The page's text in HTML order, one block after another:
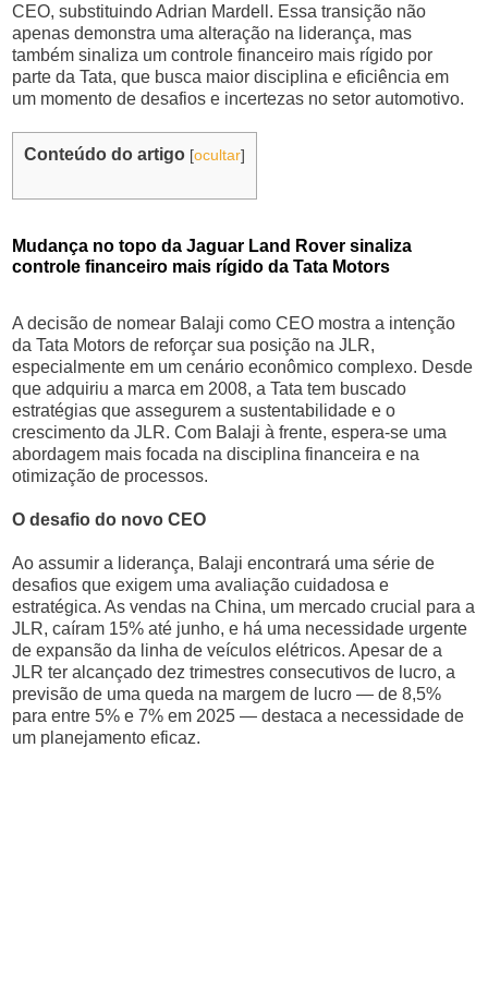
CEO, substituindo Adrian Mardell. Essa transição não
apenas demonstra uma alteração na liderança, mas
também sinaliza um controle financeiro mais rígido por
parte da Tata, que busca maior disciplina e eficiência em
um momento de desafios e incertezas no setor automotivo.
Conteúdo do artigo [ocultar]
Mudança no topo da Jaguar Land Rover sinaliza
controle financeiro mais rígido da Tata Motors
A decisão de nomear Balaji como CEO mostra a intenção
da Tata Motors de reforçar sua posição na JLR,
especialmente em um cenário econômico complexo. Desde
que adquiriu a marca em 2008, a Tata tem buscado
estratégias que assegurem a sustentabilidade e o
crescimento da JLR. Com Balaji à frente, espera-se uma
abordagem mais focada na disciplina financeira e na
otimização de processos.
O desafio do novo CEO
Ao assumir a liderança, Balaji encontrará uma série de
desafios que exigem uma avaliação cuidadosa e
estratégica. As vendas na China, um mercado crucial para a
JLR, caíram 15% até junho, e há uma necessidade urgente
de expansão da linha de veículos elétricos. Apesar de a
JLR ter alcançado dez trimestres consecutivos de lucro, a
previsão de uma queda na margem de lucro — de 8,5%
para entre 5% e 7% em 2025 — destaca a necessidade de
um planejamento eficaz.